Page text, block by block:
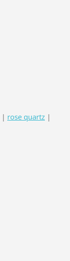
| rose quartz |